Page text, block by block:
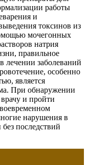
работы
и
токсинов из
мочегонных
натрия
правильное
лечении заболеваний
особенно
является
При обнаружении
и пройти
нарушения в
последствий